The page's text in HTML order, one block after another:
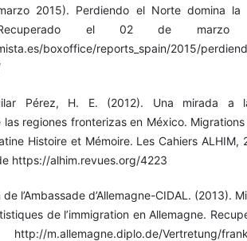
2015). Perdiendo el Norte domina la
Recuperado el 02 de
boxoffice/reports_spain/2015/
Pérez, H. E. (2012). Una mirada a
regiones fronterizas en México.
Histoire et Mémoire. Les Cahiers ALHIM,
https://alhim.revues.org/4223
l’Ambassade d’Allemagne-CIDAL. (2013).
de l’immigration en Allemagne.
Vertretung/